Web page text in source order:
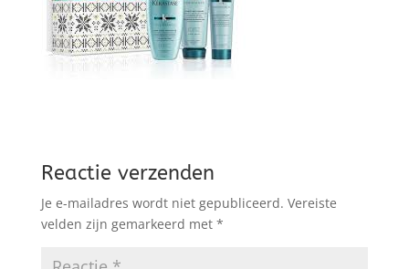
Reactie verzenden
Je e-mailadres wordt niet gepubliceerd. Vereiste
velden zijn gemarkeerd met *